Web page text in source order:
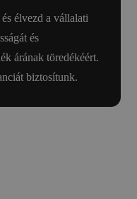
élvezd a vállalati
és
árának töredékéért.
biztosítunk.